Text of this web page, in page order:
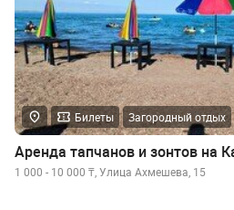
Билеты Загородный отдых
Аренда тапчанов и зонтов на
1 000 - 10 000 ₸, Улица Ахмешева, 15